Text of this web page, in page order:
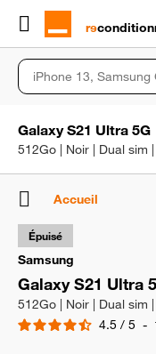
rɘ
Galaxy S21 Ultra 5G
Accueil
Samsung
Galaxy S21 Ultra
512Go | Noir | Dual sim
4.5 / 5 -
Épuisé